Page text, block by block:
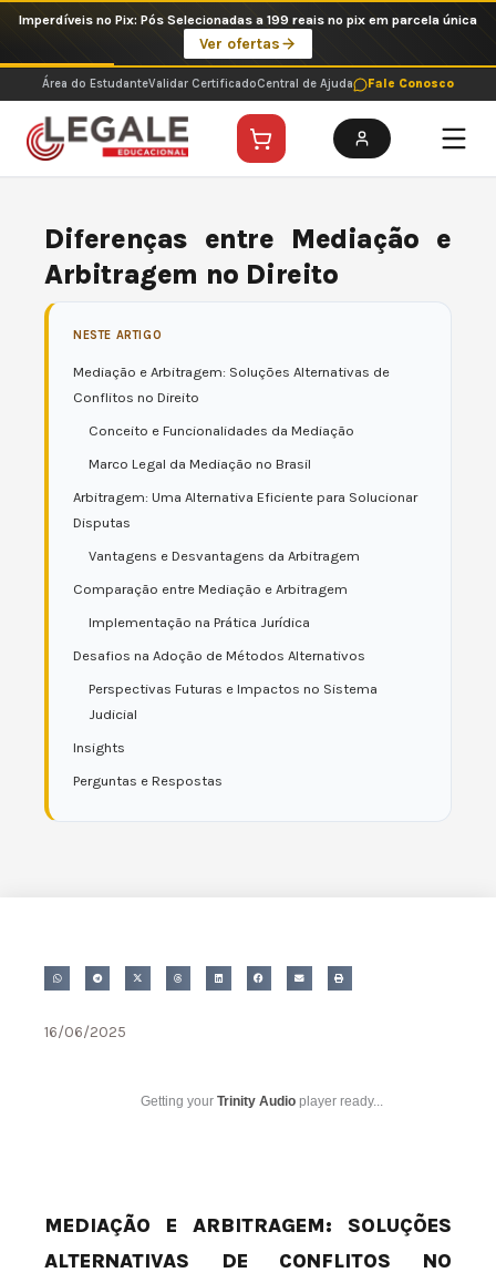
o
conteúdo
Imperdíveis no Pix: Pós Selecionadas a 199 reais no pix em parcela única
Ver ofertas
Área do EstudanteValidar CertificadoCentral de Ajuda Fale Conosco
Diferenças entre Mediação e
Arbitragem no Direito
NESTE ARTIGO
Mediação e Arbitragem: Soluções Alternativas de
Conflitos no Direito
Conceito e Funcionalidades da Mediação
Marco Legal da Mediação no Brasil
Arbitragem: Uma Alternativa Eficiente para Solucionar
Disputas
Vantagens e Desvantagens da Arbitragem
Comparação entre Mediação e Arbitragem
Implementação na Prática Jurídica
Desafios na Adoção de Métodos Alternativos
Perspectivas Futuras e Impactos no Sistema
Judicial
Insights
Perguntas e Respostas
16/06/2025
Getting your Trinity Audio player ready...
MEDIAÇÃO E ARBITRAGEM: SOLUÇÕES
ALTERNATIVAS DE CONFLITOS NO